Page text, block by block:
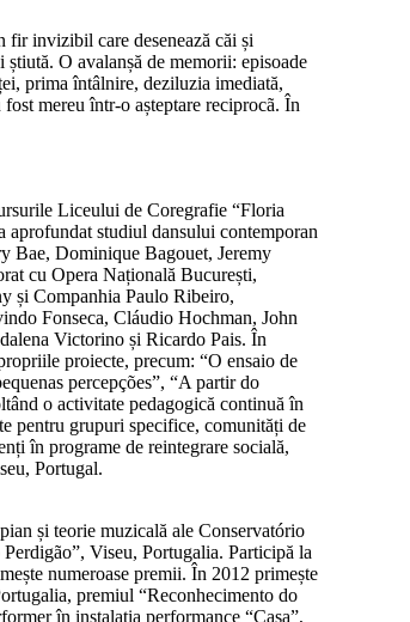
invizibil care desenează căi și
O avalanșă de memorii: episoade
prima întâlnire, deziluzia imediată,
mereu într-o așteptare reciprocã. În
Liceului de Coregrafie “Floria
studiul dansului contemporan
Bae, Dominique Bagouet, Jeremy
cu Opera Națională București,
și Companhia Paulo Ribeiro,
Fonseca, Cláudio Hochman, John
Victorino și Ricardo Pais. În
proiecte, precum: “O ensaio de
percepções”, “A partir do
o activitate pedagogică continuă în
pentru grupuri specifice, comunități de
în programe de reintegrare socială,
Portugal.
și teorie muzicală ale Conservatório
Viseu, Portugalia. Participă la
numeroase premii. În 2012 primește
premiul “Reconhecimento do
în instalația performance “Casa”,